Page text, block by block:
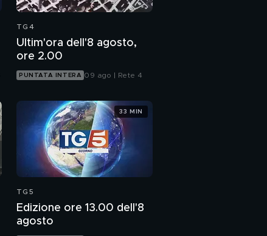
TG4
Ultim'ora dell'8 agosto,
ore 2.00
PUNTATA INTERA 09 ago | Rete 4
TG5
Edizione ore 13.00 dell'8
agosto
33 MIN